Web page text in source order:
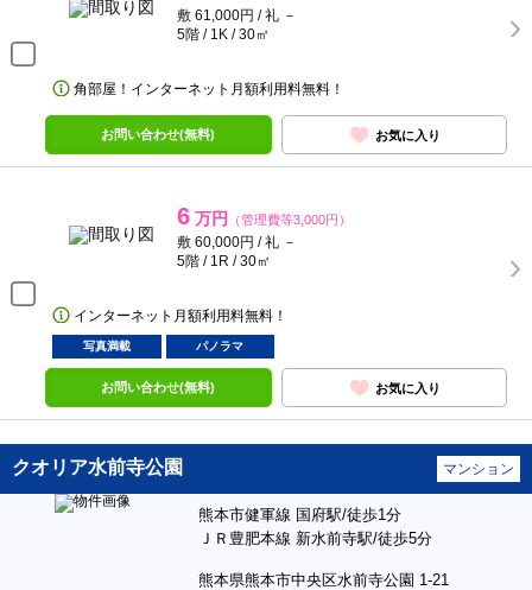
敷 61,000円 / 礼 －
5階 / 1K / 30㎡
角部屋！インターネット月額利用料無料！
お問い合わせ(無料) お気に入り
6 万円 （管理費等3,000円）
敷 60,000円 / 礼 －
5階 / 1R / 30㎡
インターネット月額利用料無料！
写真満載 パノラマ
お問い合わせ(無料) お気に入り
クオリア水前寺公園 マンション
熊本市健軍線 国府駅/徒歩1分
ＪＲ豊肥本線 新水前寺駅/徒歩5分
熊本県熊本市中央区水前寺公園 1-21